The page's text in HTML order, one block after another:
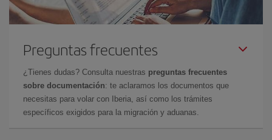
Preguntas frecuentes
¿Tienes dudas? Consulta nuestras preguntas frecuentes
sobre documentación: te aclaramos los documentos que
necesitas para volar con Iberia, así como los trámites
específicos exigidos para la migración y aduanas.